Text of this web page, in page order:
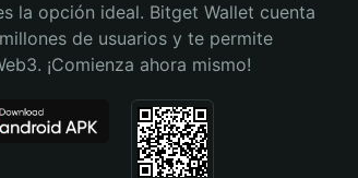
la opción ideal. Bitget Wallet cuenta
de usuarios y te permite
¡Comienza ahora mismo!